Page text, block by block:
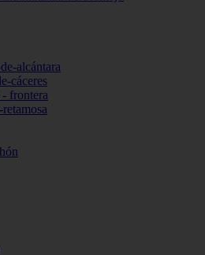
alcántara
cáceres
frontera